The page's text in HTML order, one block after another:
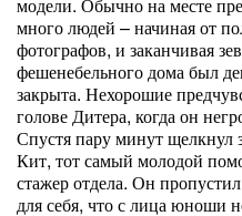
много людей – начиная от
фотографов, и заканчивая
фешенебельного дома был
закрыта. Нехорошие
голове Дитера, когда он
Спустя пару минут щелкнул
Кит, тот самый молодой
стажер отдела. Он
для себя, что с лица юноши